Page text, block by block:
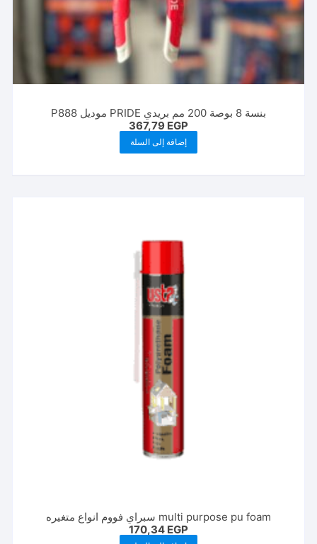
بنسة 8 بوصة 200 مم بريدي PRIDE موديل P888
367,79 EGP
إضافة إلى السلة
multi purpose pu foam سبراي فووم انواع متغيره
170,34 EGP